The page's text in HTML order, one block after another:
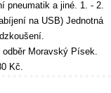
pneumatik a jiné. 1. - 2.
na USB) Jednotná
Moravský Písek.
Kč.